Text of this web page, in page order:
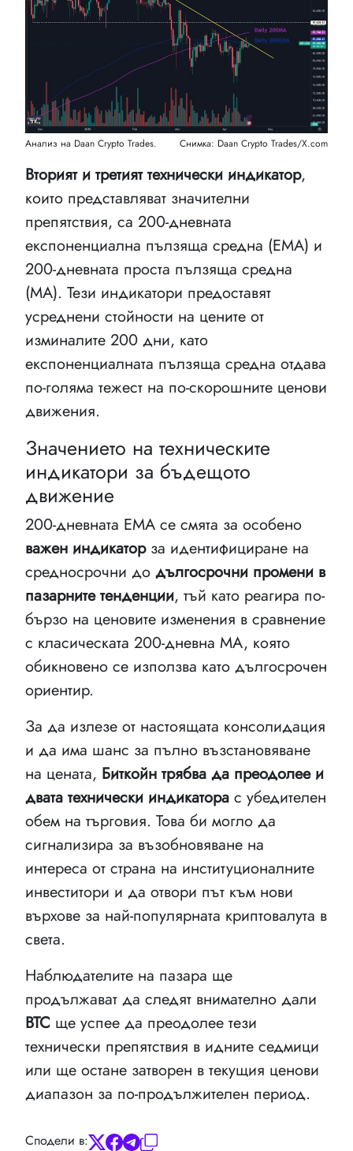
Анализ на Daan Crypto Trades. Снимка: Daan Crypto Trades/X.com
Вторият и третият технически индикатор,
които представляват значителни
препятствия, са 200-дневната
експоненциална пълзяща средна (EMA) и
200-дневната проста пълзяща средна
(MA). Тези индикатори предоставят
усреднени стойности на цените от
изминалите 200 дни, като
експоненциалната пълзяща средна отдава
по-голяма тежест на по-скорошните ценови
движения.
Значението на техническите
индикатори за бъдещото
движение
200-дневната EMA се смята за особено
важен индикаторза идентифициране на
средносрочни до дългосрочни промени в
пазарните тенденции, тъй като реагира по-
бързо на ценовите изменения в сравнение
с класическата 200-дневна MA, която
обикновено се използва като дългосрочен
ориентир.
За да излезе от настоящата консолидация
и да има шанс за пълно възстановяване
на цената, Биткойн трябва да преодолее и
двата технически индикатора с убедителен
обем на търговия. Това би могло да
сигнализира за възобновяване на
интереса от страна на институционалните
инвеститори и да отвори път към нови
върхове за най-популярната криптовалута в
света.
Наблюдателите на пазара ще
продължават да следят внимателно дали
BTC ще успее да преодолее тези
технически препятствия в идните седмици
или ще остане затворен в текущия ценови
диапазон за по-продължителен период.
Сподели в: